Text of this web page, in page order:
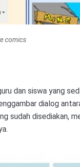
comics
dan siswa yang
dialog
sudah disediakan,